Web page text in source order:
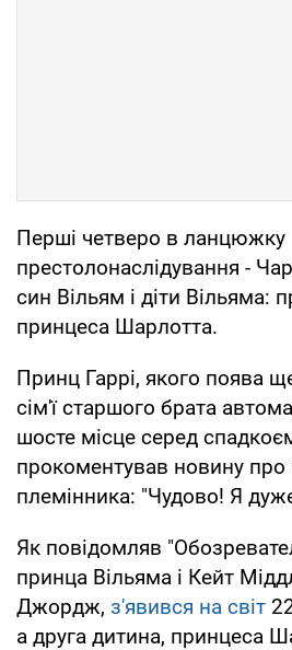
Перші четверо в ланцюжку
престолонаслідування -
син Вільям і діти Вільяма:
принцеса Шарлотта.
Принц Гаррі, якого поява
сім'ї старшого брата
шосте місце серед
прокоментував новину
племінника: "Чудово! Я
Як повідомляв
принца Вільяма і Кейт
Джордж, з'явився на світ
а друга дитина, принцеса